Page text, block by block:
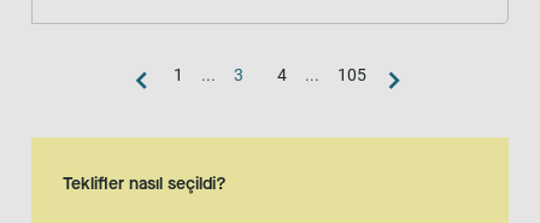
1 ... 3 4 ... 105
Harita görünümü
Teklifler nasıl seçildi?